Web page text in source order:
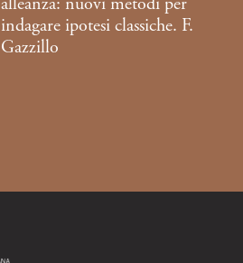
indagare ipotesi classiche. F.
Gazzillo